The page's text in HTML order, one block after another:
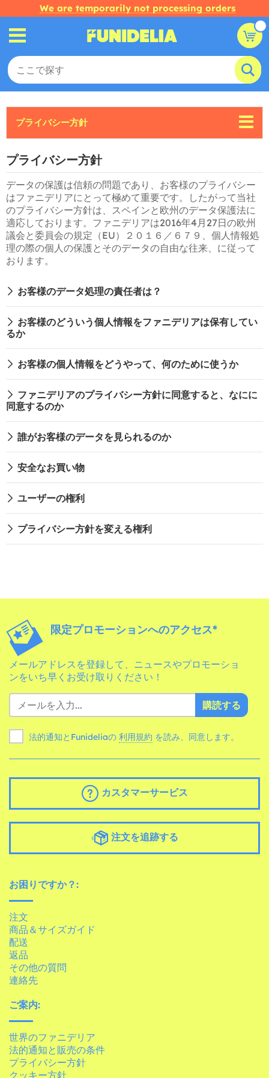
We are temporarily not processing orders
プライバシー方針
プライバシー方針
データの保護は信頼の問題であり、お客様のプライバシー
はファニデリアにとって極めて重要です。したがって当社
のプライバシー方針は、スペインと欧州のデータ保護法に
適応しております。ファニデリアは2016年4月27日の欧州
議会と委員会の規定（EU）２０１６／６７９、個人情報処
理の際の個人の保護とそのデータの自由な往来、に従って
おります。
お客様のデータ処理の責任者は？
お客様のどういう個人情報をファニデリアは保有してい
るか
お客様の個人情報をどうやって、何のために使うか
ファニデリアのプライバシー方針に同意すると、なにに
同意するのか
誰がお客様のデータを見られるのか
安全なお買い物
ユーザーの権利
プライバシー方針を変える権利
限定プロモーションへのアクセス*
メールアドレスを登録して、ニュースやプロモーショ
ンをいち早くお受け取りください！
購読する
法的通知とFunideliaの 利用規約 を読み、同意します。
カスタマーサービス
注文を追跡する
お困りですか？:
注文
商品＆サイズガイド
配送
返品
その他の質問
連絡先
ご案内:
世界のファニデリア
法的通知と販売の条件
プライバシー方針
クッキー方針